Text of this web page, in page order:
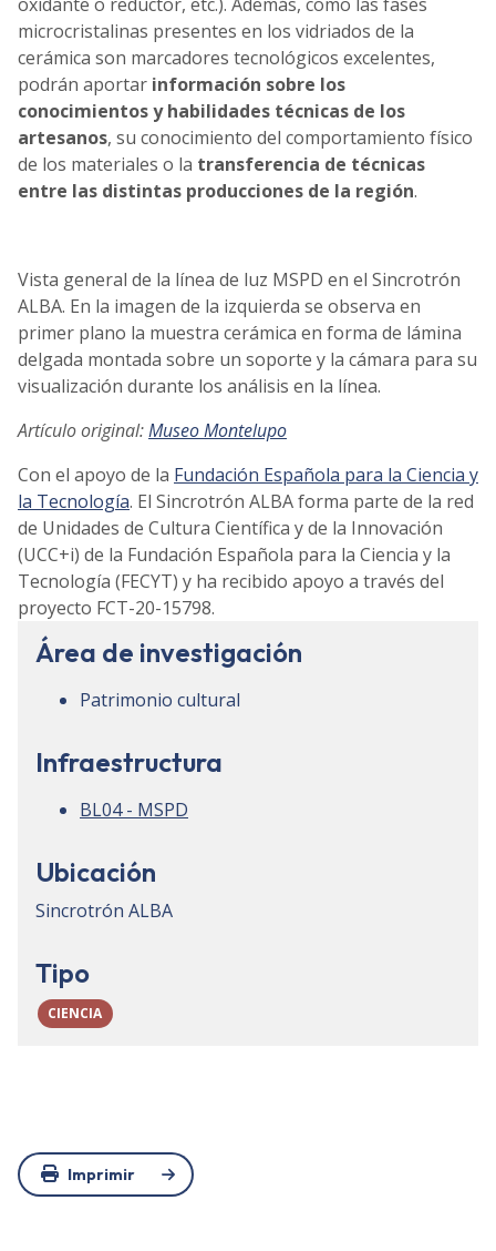
microcristalinas presentes en los vidriados de la
cerámica son marcadores tecnológicos excelentes,
podrán aportar información sobre los
conocimientos y habilidades técnicas de los
artesanos, su conocimiento del comportamiento físico
de los materiales o la transferencia de técnicas
entre las distintas producciones de la región.
Vista general de la línea de luz MSPD en el Sincrotrón
ALBA. En la imagen de la izquierda se observa en
primer plano la muestra cerámica en forma de lámina
delgada montada sobre un soporte y la cámara para su
visualización durante los análisis en la línea.
Artículo original:Museo Montelupo
Con el apoyo de la Fundación Española para la Ciencia y
la Tecnología. El Sincrotrón ALBA forma parte de la red
de Unidades de Cultura Científica y de la Innovación
(UCC+i) de la Fundación Española para la Ciencia y la
Tecnología (FECYT) y ha recibido apoyo a través del
proyecto FCT-20-15798.
Área de investigación
Patrimonio cultural
Infraestructura
BL04 - MSPD
Ubicación
Sincrotrón ALBA
Tipo
CIENCIA
Imprimir